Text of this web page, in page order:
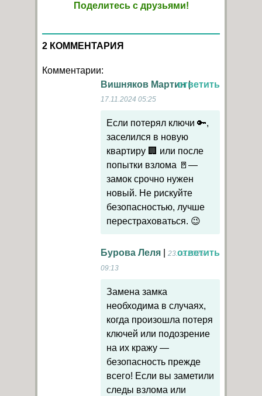
Поделитесь с друзьями!
2 КОММЕНТАРИЯ
Комментарии:
Вишняков Мартин|
17.11.2024 05:25
ответить
Если потерял ключи 🔑,
заселился в новую
квартиру 🏢 или после
попытки взлома 🚪—
замок срочно нужен
новый. Не рискуйте
безопасностью, лучше
перестраховаться. 😉
Бурова Леля
23.03.2025
09:13
ответить
Замена замка
необходима в случаях,
когда произошла потеря
ключей или подозрение
на их кражу —
безопасность прежде
всего! Если вы заметили
следы взлома или